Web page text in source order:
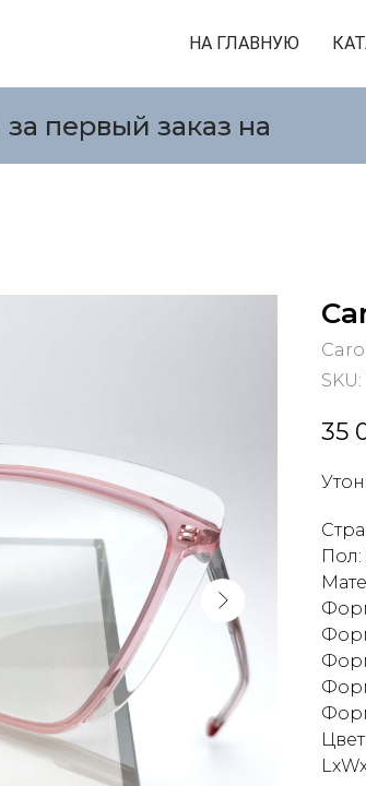
НА ГЛАВНУЮ
за первый заказ на
SKU:
35